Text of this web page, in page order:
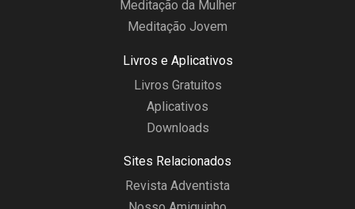
Meditação da Mulher
Meditação Jovem
Livros e Aplicativos
Livros Gratuitos
Aplicativos
Downloads
Sites Relacionados
Revista Adventista